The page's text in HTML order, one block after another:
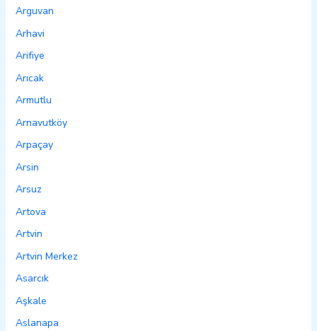
Arguvan
Arhavi
Arifiye
Arıcak
Armutlu
Arnavutköy
Arpaçay
Arsin
Arsuz
Artova
Artvin
Artvin Merkez
Asarcık
Aşkale
Aslanapa